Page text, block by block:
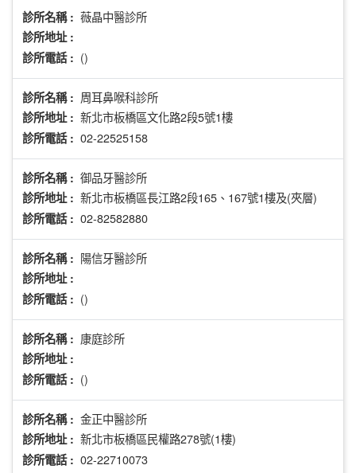
診所名稱 : 薇晶中醫診所
診所地址 :
診所電話 : ()
診所名稱 : 周耳鼻喉科診所
診所地址 : 新北市板橋區文化路2段5號1樓
診所電話 : 02-22525158
診所名稱 : 御品牙醫診所
診所地址 : 新北市板橋區長江路2段165、167號1樓及(夾層)
診所電話 : 02-82582880
診所名稱 : 陽信牙醫診所
診所地址 :
診所電話 : ()
診所名稱 : 康庭診所
診所地址 :
診所電話 : ()
診所名稱 : 金正中醫診所
診所地址 : 新北市板橋區民權路278號(1樓)
診所電話 : 02-22710073